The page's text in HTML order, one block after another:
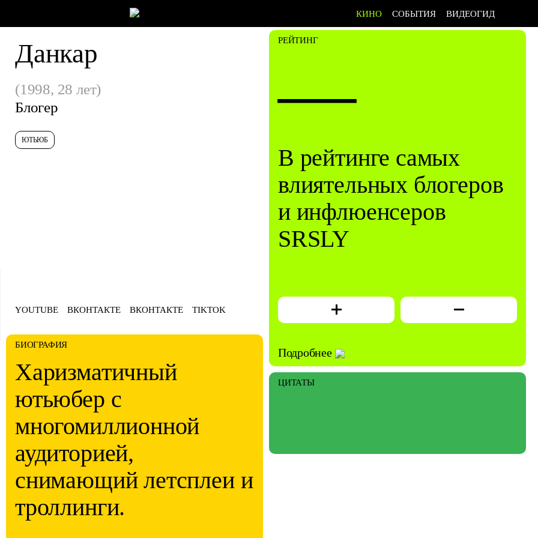
КИНО СОБЫТИЯ ВИДЕОГИД
Данкар
(1998, 28 лет)
Блогер
ЮТЬЮБ
YOUTUBE ВКОНТАКТЕ ВКОНТАКТЕ TIKTOK
БИОГРАФИЯ
Харизматичный
ютьюбер с
многомиллионной
аудиторией,
снимающий летсплеи и
троллинги.
РЕЙТИНГ
—
В рейтинге самых
влиятельных блогеров
и инфлюенсеров
SRSLY
Подробнее
ЦИТАТЫ